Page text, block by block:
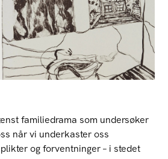
familiedrama som undersøker
når vi underkaster oss
og forventninger – i stedet